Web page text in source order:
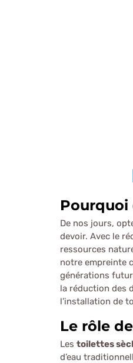
Pourquoi
De nos jours,
devoir. Avec le
ressources
notre empreinte
générations
la réduction des
l’installation de
Le rôle
Les toilettes
d’eau